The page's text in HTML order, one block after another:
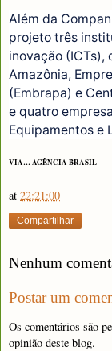
Além da
projeto três
inovação (ICTs),
Amazônia,
(Embrapa) e
e quatro
Equipamentos e
VIA… AGÊNCIA BRASIL
at 22:21:00
Compartilhar
Nenhum
Postar um
Os comentários são
opinião deste blog.